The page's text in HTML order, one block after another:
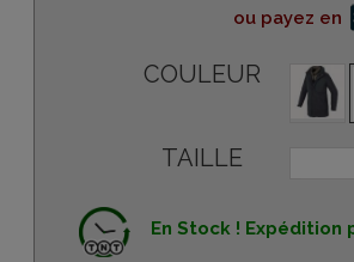
ou payez en
COULEUR
TAILLE
En Stock ! Expédition